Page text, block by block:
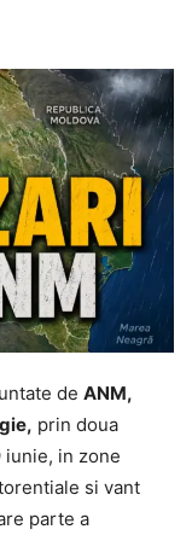
de ANM,
prin doua
in zone
si vant
parte a